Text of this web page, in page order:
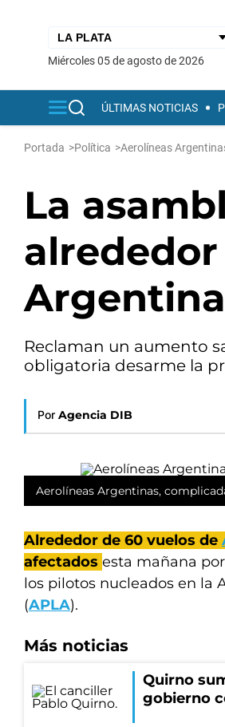
miércoles 05 de agosto de 2026
ÚLTIMAS NOTICIAS
Portada >Política >Aerolíneas
La
Reclaman un aumento
obligatoria desarme la
Por Agencia DIB
Aerolíneas Argentinas,
Alrededor de 60 vuelos de
afectados esta mañana
los pilotos nucleados en la
(APLA).
Más noticias
Quirno
gobierno